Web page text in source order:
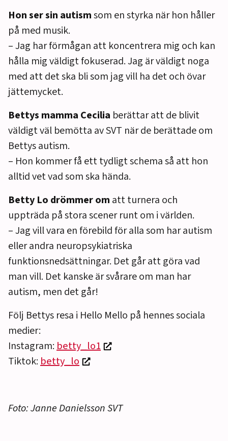
Hon ser sin autismsom en styrka när hon håller
på med musik.
– Jag har förmågan att koncentrera mig och kan
hålla mig väldigt fokuserad. Jag är väldigt noga
med att det ska bli som jag vill ha det och övar
jättemycket.
Bettys mamma Cecilia berättar att de blivit
väldigt väl bemötta av SVT när de berättade om
Bettys autism.
– Hon kommer få ett tydligt schema så att hon
alltid vet vad som ska hända.
Betty Lo drömmer om att turnera och
uppträda på stora scener runt om i världen.
– Jag vill vara en förebild för alla som har autism
eller andra neuropsykiatriska
funktionsnedsättningar. Det går att göra vad
man vill. Det kanske är svårare om man har
autism, men det går!
Följ Bettys resa i Hello Mello på hennes sociala
medier:
Instagram:betty_lo1
Tiktok:betty_lo
Foto: Janne Danielsson SVT